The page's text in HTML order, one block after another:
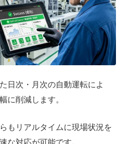
日次・月次の自動運転によ
に削減します。
もリアルタイムに現場状況を